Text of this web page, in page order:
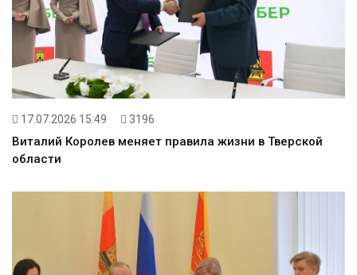
17.07.2026 15:49 3196
Виталий Королев меняет правила жизни в Тверской
области